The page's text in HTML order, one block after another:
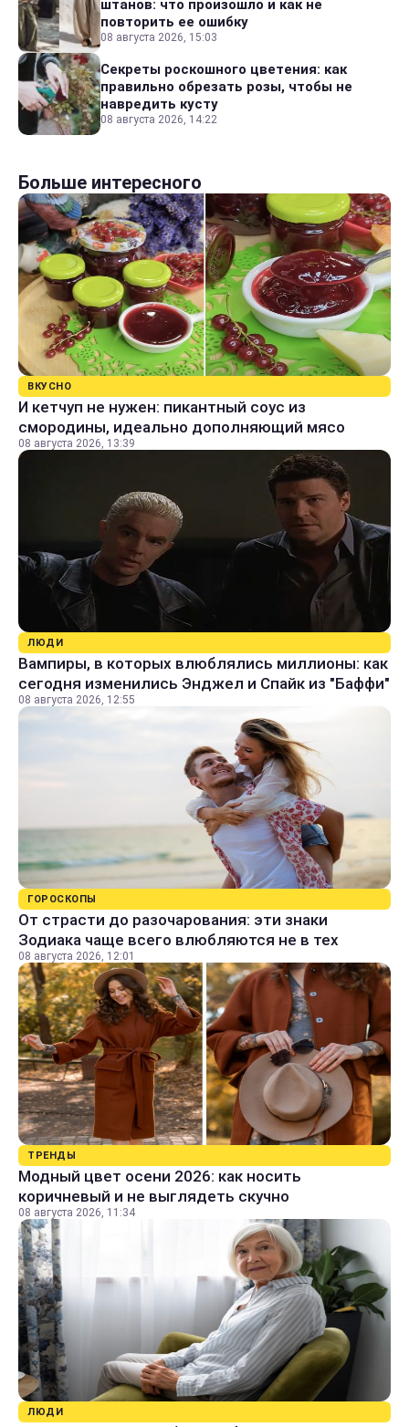
штанов: что произошло и как не
повторить ее ошибку
08 августа 2026, 15:03
Секреты роскошного цветения: как
правильно обрезать розы, чтобы не
навредить кусту
08 августа 2026, 14:22
Больше интересного
ВКУСНО
И кетчуп не нужен: пикантный соус из
смородины, идеально дополняющий мясо
08 августа 2026, 13:39
ЛЮДИ
Вампиры, в которых влюблялись миллионы: как
сегодня изменились Энджел и Спайк из "Баффи"
08 августа 2026, 12:55
ГОРОСКОПЫ
От страсти до разочарования: эти знаки
Зодиака чаще всего влюбляются не в тех
08 августа 2026, 12:01
ТРЕНДЫ
Модный цвет осени 2026: как носить
коричневый и не выглядеть скучно
08 августа 2026, 11:34
ЛЮДИ